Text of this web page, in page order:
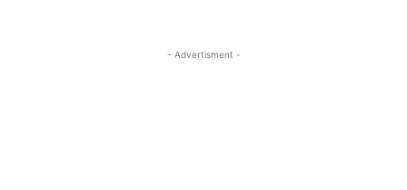
- Advertisment -